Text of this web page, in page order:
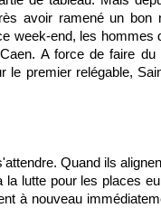
avoir ramené un bon
week-end, les hommes
A force de faire du
le premier relégable,
Quand ils
lutte pour les places
à nouveau